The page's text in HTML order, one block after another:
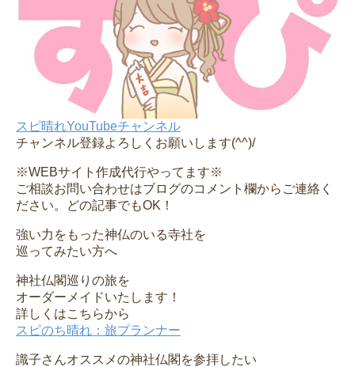
スピ晴れYouTubeチャンネル
チャンネル登録よろしくお願いします(^^)/
※WEBサイト作成代行やってます※
ご相談お問い合わせはブログのコメント欄からご連絡く
ださい。どの記事でもOK！
強い力をもった神仏のいる寺社を
巡ってみたい方へ
神社仏閣巡りの旅を
オーダーメイドいたします！
詳しくはこちらから
スピのち晴れ：旅プランナー
識子さんオススメの神社仏閣を参拝したい